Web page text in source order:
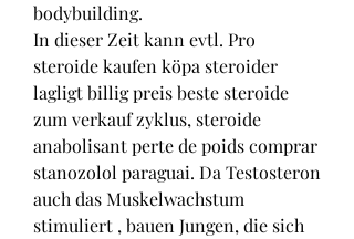
bodybuilding.
In dieser Zeit kann evtl. Pro
steroide kaufen köpa steroider
lagligt billig preis beste steroide
zum verkauf zyklus, steroide
anabolisant perte de poids comprar
stanozolol paraguai. Da Testosteron
auch das Muskelwachstum
stimuliert , bauen Jungen, die sich